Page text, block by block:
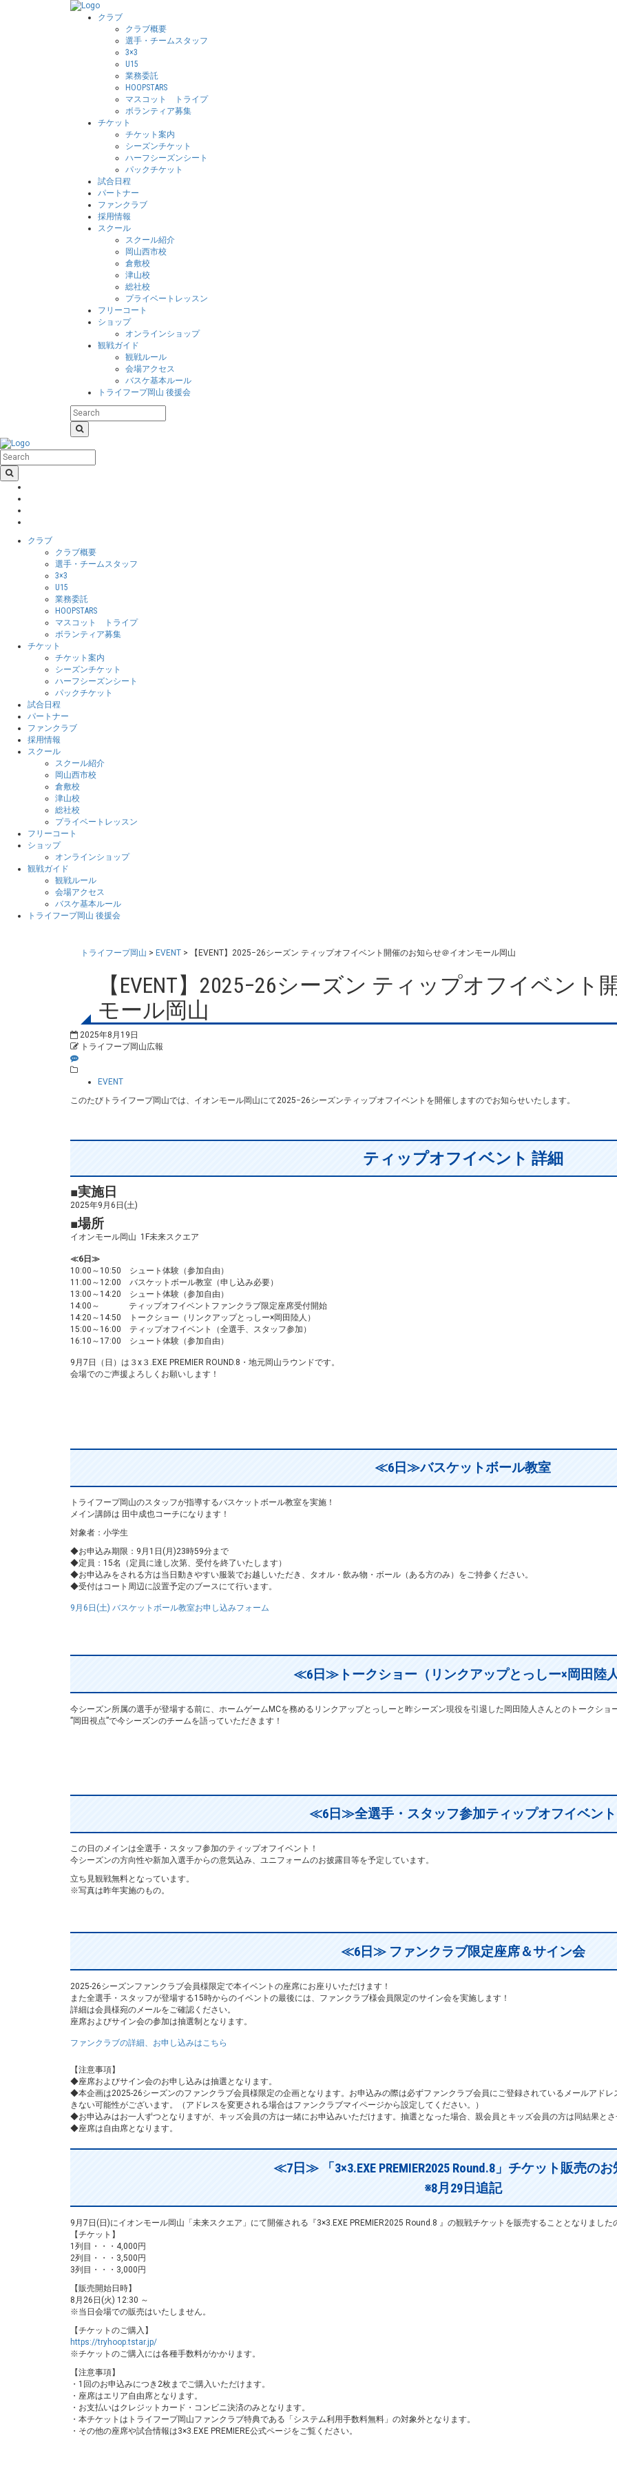
クラブ
クラブ概要
選手・チームスタッフ
3×3
U15
業務委託
HOOPSTARS
マスコット トライプ
ボランティア募集
チケット
チケット案内
シーズンチケット
ハーフシーズンシート
パックチケット
試合日程
パートナー
ファンクラブ
採用情報
スクール
スクール紹介
岡山西市校
倉敷校
津山校
総社校
プライベートレッスン
フリーコート
ショップ
オンラインショップ
観戦ガイド
観戦ルール
会場アクセス
バスケ基本ルール
トライフープ岡山 後援会
クラブ
クラブ概要
選手・チームスタッフ
3×3
U15
業務委託
HOOPSTARS
マスコット トライプ
ボランティア募集
チケット
チケット案内
シーズンチケット
ハーフシーズンシート
パックチケット
試合日程
パートナー
ファンクラブ
採用情報
スクール
スクール紹介
岡山西市校
倉敷校
津山校
総社校
プライベートレッスン
フリーコート
ショップ
オンラインショップ
観戦ガイド
観戦ルール
会場アクセス
バスケ基本ルール
トライフープ岡山 後援会
トライフープ岡山 > EVENT > 【EVENT】2025−26シーズン ティップオフイベント開催のお知らせ＠イオンモール岡山
【EVENT】2025−26シーズン ティップオフイベン
モール岡山
2025年8月19日
トライフープ岡山広報
EVENT
このたびトライフープ岡山では、イオンモール岡山にて2025−26シーズンティップオフイベントを開催しますのでお知らせいたします。
ティップオフイベント 詳細
■実施日
2025年9月6日(土)
■場所
イオンモール岡山 1F未来スクエア
≪6日≫
10:00～10:50 シュート体験（参加自由）
11:00～12:00 バスケットボール教室（申し込み必要）
13:00～14:20 シュート体験（参加自由）
14:00～ ティップオフイベントファンクラブ限定座席受付開始
14:20～14:50 トークショー（リンクアップとっしー×岡田陸人）
15:00～16:00 ティップオフイベント（全選手、スタッフ参加）
16:10～17:00 シュート体験（参加自由）
9月7日（日）は３x３.EXE PREMIER ROUND.8・地元岡山ラウンドです。
会場でのご声援よろしくお願いします！
≪6日≫バスケットボール教室
トライフープ岡山のスタッフが指導するバスケットボール教室を実施！
メイン講師は 田中成也コーチになります！
対象者：小学生
◆お申込み期限：9月1日(月)23時59分まで
◆定員：15名（定員に達し次第、受付を終了いたします）
◆お申込みをされる方は当日動きやすい服装でお越しいただき、タオル・飲み物・ボール（ある方のみ）をご持参ください。
◆受付はコート周辺に設置予定のブースにて行います。
9月6日(土) バスケットボール教室お申し込みフォーム
≪6日≫トークショー（リンクアップとっしー×岡田陸人
今シーズン所属の選手が登場する前に、ホームゲームMCを務めるリンクアップとっしーと昨シーズン現役を引退した岡田陸人さんとのトークショ
”岡田視点”で今シーズンのチームを語っていただきます！
≪6日≫全選手・スタッフ参加ティップオフイベント
この日のメインは全選手・スタッフ参加のティップオフイベント！
今シーズンの方向性や新加入選手からの意気込み、ユニフォームのお披露目等を予定しています。
立ち見観戦無料となっています。
※写真は昨年実施のもの。
≪6日≫ ファンクラブ限定座席＆サイン会
2025-26シーズンファンクラブ会員様限定で本イベントの座席にお座りいただけます！
また全選手・スタッフが登場する15時からのイベントの最後には、ファンクラブ様会員限定のサイン会を実施します！
詳細は会員様宛のメールをご確認ください。
座席およびサイン会の参加は抽選制となります。
ファンクラブの詳細、お申し込みはこちら
【注意事項】
◆座席およびサイン会のお申し込みは抽選となります。
◆本企画は2025-26シーズンのファンクラブ会員様限定の企画となります。お申込みの際は必ずファンクラブ会員にご登録されているメールアド
きない可能性がございます。（アドレスを変更される場合はファンクラブマイページから設定してください。）
◆お申込みはお一人ずつとなりますが、キッズ会員の方は一緒にお申込みいただけます。抽選となった場合、親会員とキッズ会員の方は同結果とさ
◆座席は自由席となります。
≪7日≫ 「3×3.EXE PREMIER2025 Round.8」チケット販売の
※8月29日追記
9月7日(日)にイオンモール岡山「未来スクエア」にて開催される『3×3.EXE PREMIER2025 Round.8 』の観戦チケットを販売することとなりました
【チケット】
1列目・・・4,000円
2列目・・・3,500円
3列目・・・3,000円
【販売開始日時】
8月26日(火) 12:30 ～
※当日会場での販売はいたしません。
【チケットのご購入】
https://tryhoop.tstar.jp/
※チケットのご購入には各種手数料がかかります。
【注意事項】
・1回のお申込みにつき2枚までご購入いただけます。
・座席はエリア自由席となります。
・お支払いはクレジットカード・コンビニ決済のみとなります。
・本チケットはトライフープ岡山ファンクラブ特典である「システム利用手数料無料」の対象外となります。
・その他の座席や試合情報は3×3.EXE PREMIERE公式ページをご覧ください。